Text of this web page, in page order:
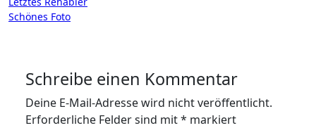
Schönes Foto
Schreibe einen Kommentar
Deine E-Mail-Adresse wird nicht veröffentlicht.
Erforderliche Felder sind mit* markiert